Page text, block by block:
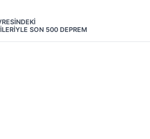
SON 500 DEPREM